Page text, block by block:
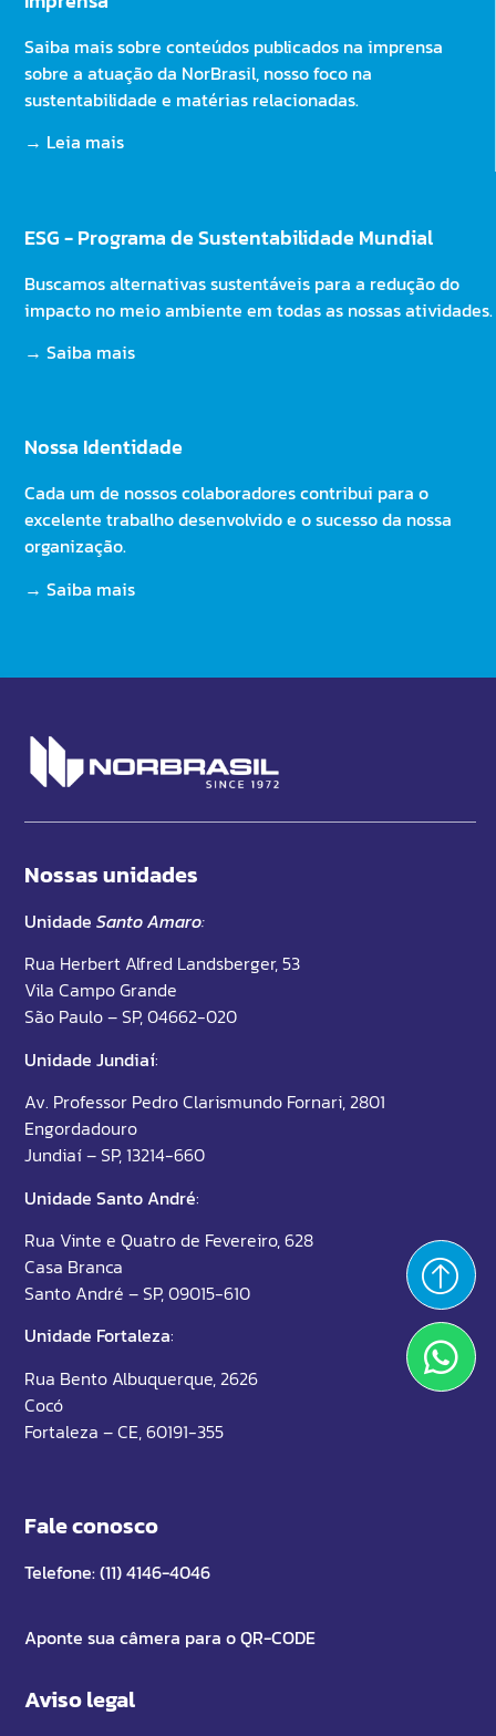
Saiba mais sobre conteúdos publicados na imprensa
sobre a atuação da NorBrasil, nosso foco na
sustentabilidade e matérias relacionadas.
→ Leia mais
ESG - Programa de Sustentabilidade Mundial
Buscamos alternativas sustentáveis para a redução do
impacto no meio ambiente em todas as nossas atividades.
→ Saiba mais
Nossa Identidade
Cada um de nossos colaboradorescontribui para o
excelente trabalhodesenvolvidoeosucessoda nossa
organização.
→ Saiba mais
Nossas unidades
Unidade Santo Amaro:
Rua Herbert Alfred Landsberger, 53
Vila Campo Grande
São Paulo – SP, 04662-020
Unidade Jundiaí:
Av. Professor Pedro Clarismundo Fornari, 2801
Engordadouro
Jundiaí – SP, 13214-660
Unidade Santo André:
Rua Vinte e Quatro de Fevereiro, 628
Casa Branca
Santo André – SP, 09015-610
Unidade Fortaleza:
Rua Bento Albuquerque, 2626
Cocó
Fortaleza – CE, 60191-355
Fale conosco
Telefone: (11) 4146-4046
Aponte sua câmera para o QR-CODE
Aviso legal